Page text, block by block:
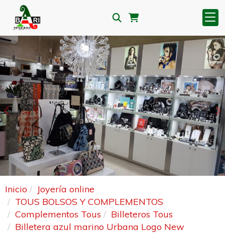
Anterior
Inicio
Joyería online
TOUS BOLSOS Y COMPLEMENTOS
Complementos Tous
Billeteros Tous
Billetera azul marino Urbana Logo New